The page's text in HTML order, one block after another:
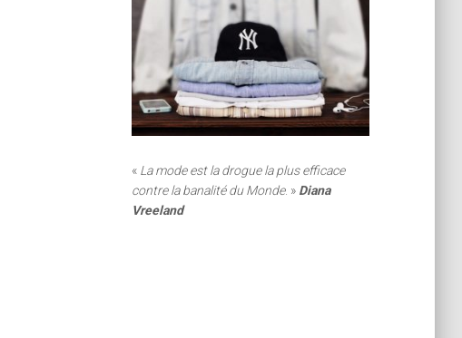
« La mode est la drogue la plus efficace
contre la banalité du Monde. » Diana
Vreeland